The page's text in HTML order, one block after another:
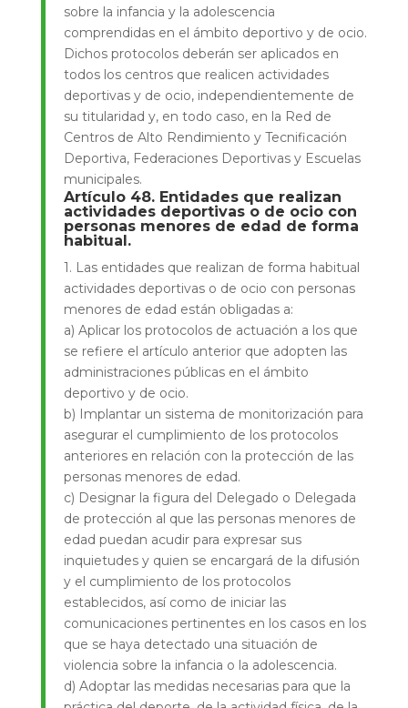
sobre la infancia y la adolescencia
comprendidas en el ámbito deportivo y de ocio.
Dichos protocolos deberán ser aplicados en
todos los centros que realicen actividades
deportivas y de ocio, independientemente de
su titularidad y, en todo caso, en la Red de
Centros de Alto Rendimiento y Tecnificación
Deportiva, Federaciones Deportivas y Escuelas
municipales.
Artículo 48. Entidades que realizan
actividades deportivas o de ocio con
personas menores de edad de forma
habitual.
1. Las entidades que realizan de forma habitual
actividades deportivas o de ocio con personas
menores de edad están obligadas a:
a) Aplicar los protocolos de actuación a los que
se refiere el artículo anterior que adopten las
administraciones públicas en el ámbito
deportivo y de ocio.
b) Implantar un sistema de monitorización para
asegurar el cumplimiento de los protocolos
anteriores en relación con la protección de las
personas menores de edad.
c) Designar la figura del Delegado o Delegada
de protección al que las personas menores de
edad puedan acudir para expresar sus
inquietudes y quien se encargará de la difusión
y el cumplimiento de los protocolos
establecidos, así como de iniciar las
comunicaciones pertinentes en los casos en los
que se haya detectado una situación de
violencia sobre la infancia o la adolescencia.
d) Adoptar las medidas necesarias para que la